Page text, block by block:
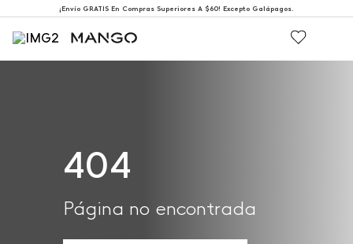
¡Envío GRATIS En Compras Superiores A $60! Excepto Galápagos.
404
Página no encontrada